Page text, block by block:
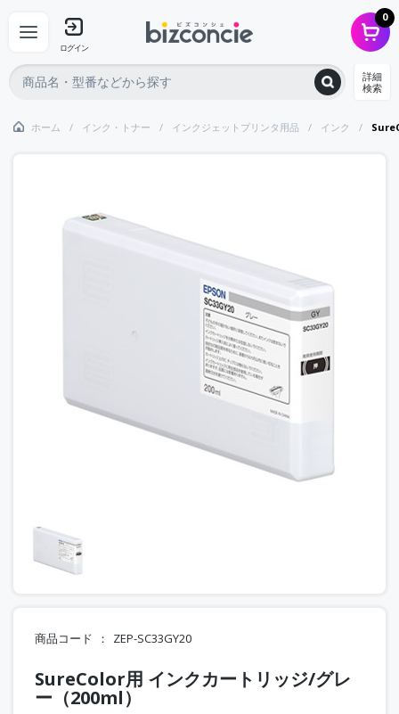
ログイン
0
詳細
検索
ホーム インク・トナー インクジェットプリンタ用品 インク
商品コード ZEP-SC33GY20
SureColor用 インクカートリッジ/グレ
ー（200ml）